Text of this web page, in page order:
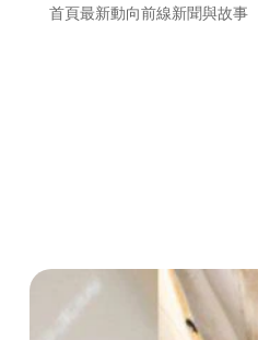
首頁最新動向前線新聞與故事